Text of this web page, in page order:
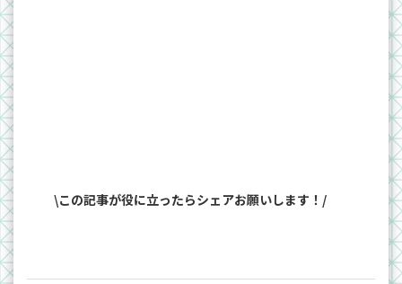
\この記事が役に立ったらシェアお願いします！/